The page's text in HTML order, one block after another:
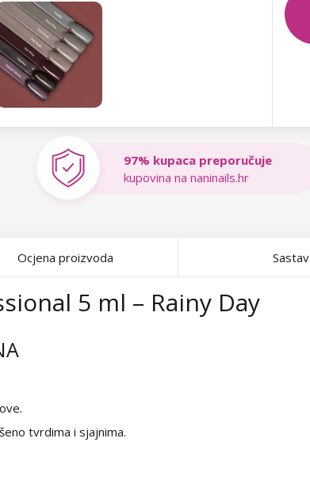
97% kupaca preporučuje
kupovina na naninails.hr
5 ml – Rainy Day
tvrdima i sjajnima.
Ocjena proizvoda Sastav